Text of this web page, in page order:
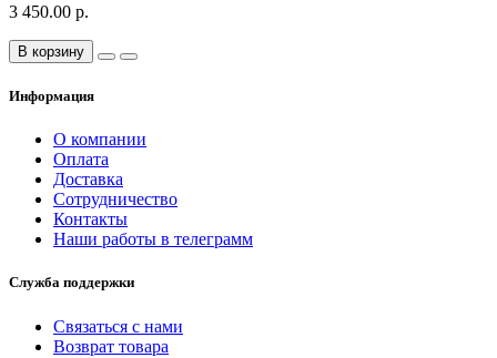
3 450.00 р.
В корзину
Информация
О компании
Оплата
Доставка
Сотрудничество
Контакты
Наши работы в телеграмм
Служба поддержки
Связаться с нами
Возврат товара